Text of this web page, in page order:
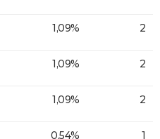
1,09% 2
1,09% 2
1,09% 2
0,54% 1